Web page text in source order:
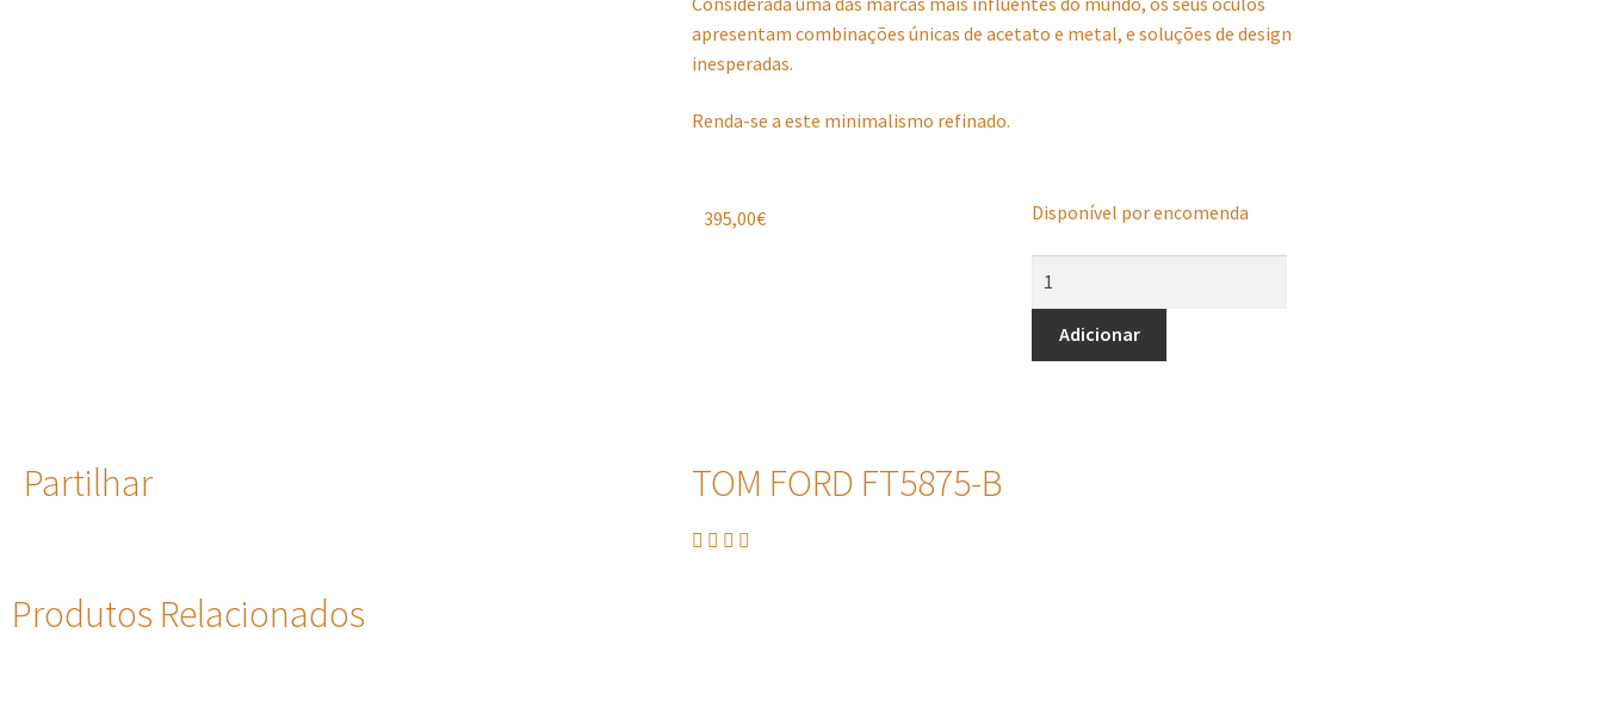
apresentam combinações únicas de acetato e metal, e soluções de design
inesperadas.
Renda-se a este minimalismo refinado.
395,00€ Disponível por encomenda
Adicionar
Partilhar TOM FORD FT5875-B
Produtos Relacionados